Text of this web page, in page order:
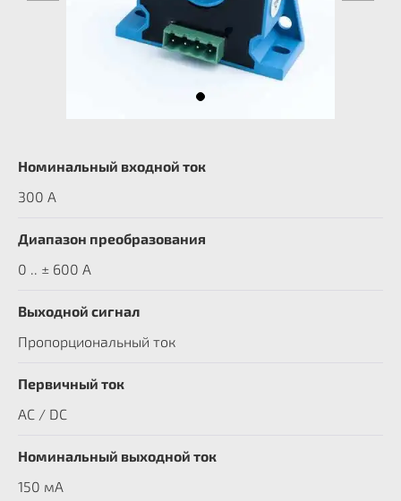
Номинальный входной ток
300 A
Диапазон преобразования
0 .. ± 600 А
Выходной сигнал
Пропорциональный ток
Первичный ток
AC / DC
Номинальный выходной ток
150 мА